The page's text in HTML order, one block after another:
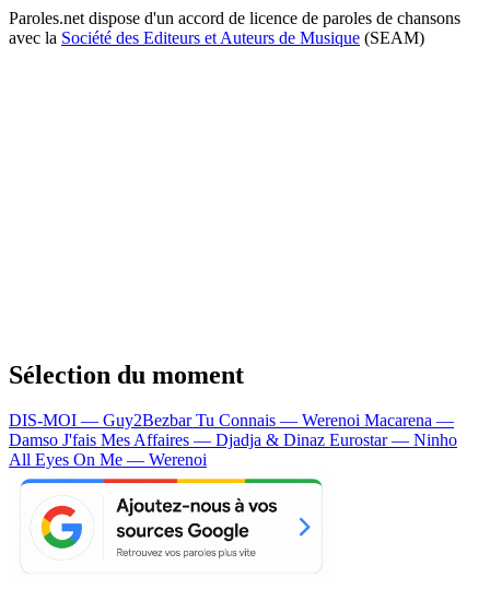
Paroles.net dispose d'un accord de licence de paroles de chansons
avec la Société des Editeurs et Auteurs de Musique (SEAM)
Sélection du moment
DIS-MOI — Guy2BezbarTu Connais — Werenoi Macarena —
Damso J'fais Mes Affaires — Djadja & Dinaz Eurostar — Ninho
All Eyes On Me — Werenoi